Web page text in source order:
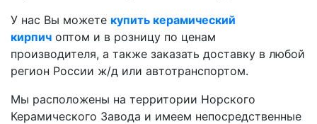
У нас Вы можете купить керамический
кирпич оптом и в розницу по ценам
производителя, а также заказать доставку в любой
регион России ж/д или автотранспортом.
Мы расположены на территории Норского
Керамического Завода и имеем непосредственные